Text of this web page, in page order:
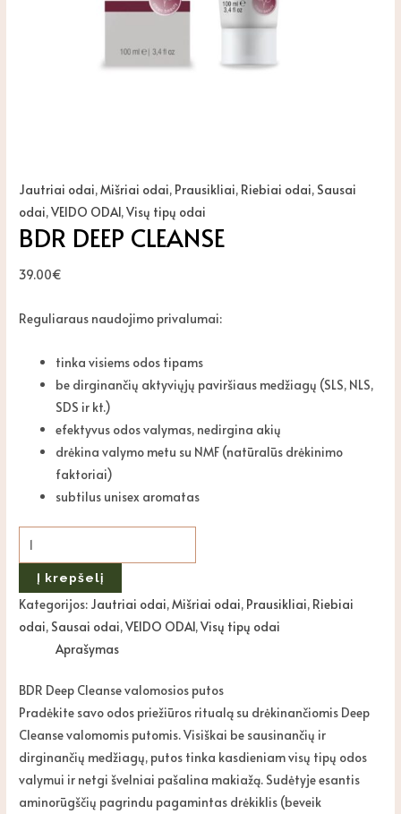
Jautriai odai,Mišriai odai, Prausikliai, Riebiai odai, Sausai
odai,VEIDO ODAI,Visų tipų odai
BDR DEEP CLEANSE
39.00€
Reguliaraus naudojimo privalumai:
tinka visiems odos tipams
be dirginančių aktyviųjų paviršiaus medžiagų (SLS, NLS,
SDS ir kt.)
efektyvus odos valymas, nedirgina akių
drėkina valymo metu su NMF (natūralūs drėkinimo
faktoriai)
subtilus unisex aromatas
Į krepšelį
Kategorijos: Jautriai odai,Mišriai odai, Prausikliai, Riebiai
odai, Sausai odai,VEIDO ODAI,Visų tipų odai
Aprašymas
BDR Deep Cleanse valomosios putos
Pradėkite savo odos priežiūros ritualą su drėkinančiomis Deep
Cleanse valomomis putomis. Visiškai be sausinančių ir
dirginančių medžiagų, putos tinka kasdieniam visų tipų odos
valymui ir netgi švelniai pašalina makiažą. Sudėtyje esantis
aminorūgščių pagrindu pagamintas drėkiklis (beveik